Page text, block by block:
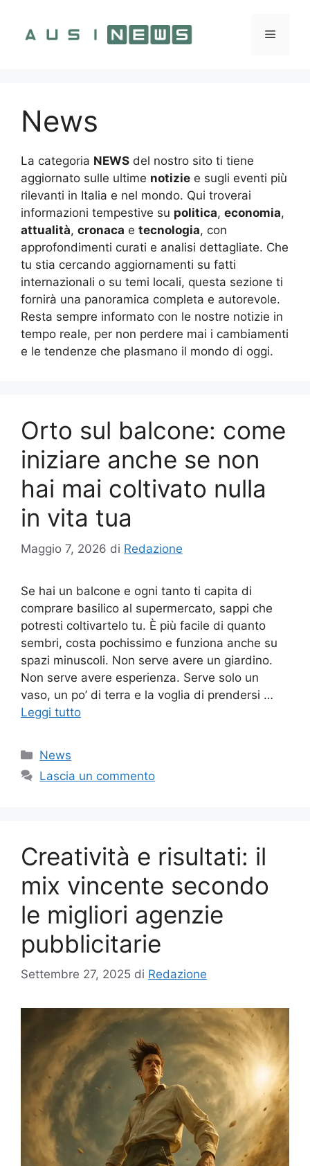
contenuto
Menu
News
La categoria NEWS del nostro sito ti tiene
aggiornato sulle ultime notizie e sugli eventi più
rilevanti in Italia e nel mondo. Qui troverai
informazioni tempestive su politica, economia,
attualità, cronaca e tecnologia, con
approfondimenti curati e analisi dettagliate. Che
tu stia cercando aggiornamenti su fatti
internazionali o su temi locali, questa sezione ti
fornirà una panoramica completa e autorevole.
Resta sempre informato con le nostre notizie in
tempo reale, per non perdere mai i cambiamenti
e le tendenze che plasmano il mondo di oggi.
Orto sul balcone: come
iniziare anche se non
hai mai coltivato nulla
in vita tua
Maggio 7, 2026 di Redazione
Se hai un balcone e ogni tanto ti capita di
comprare basilico al supermercato, sappi che
potresti coltivartelo tu. È più facile di quanto
sembri, costa pochissimo e funziona anche su
spazi minuscoli. Non serve avere un giardino.
Non serve avere esperienza. Serve solo un
vaso, un po’ di terra e la voglia di prendersi …
Leggi tutto
Categorie
News
Lascia un commento
Creatività e risultati: il
mix vincente secondo
le migliori agenzie
pubblicitarie
Settembre 27, 2025 di Redazione